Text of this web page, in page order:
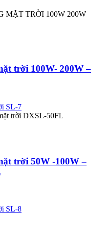
trời 100W- 200W –
trời 50W -100W –